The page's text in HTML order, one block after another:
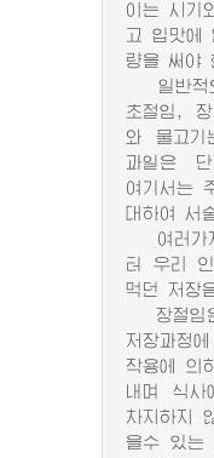
이는 시기
고 입맛에
량을 써야
일반적
초절임,
와 물고기
과일은 단
여기서는
대하여 서
여러가
터 우리
먹던 저장
장절임
저장과정
작용에 의
내며 식
차지하지
을수 있는